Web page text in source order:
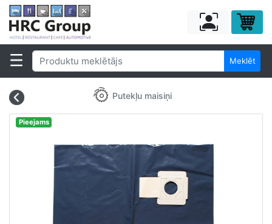
Meklēt
Putekļu maisiņi
Pieejams